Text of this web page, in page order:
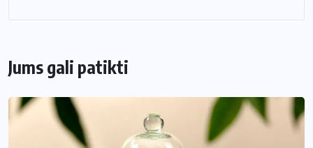
Jums gali patikti